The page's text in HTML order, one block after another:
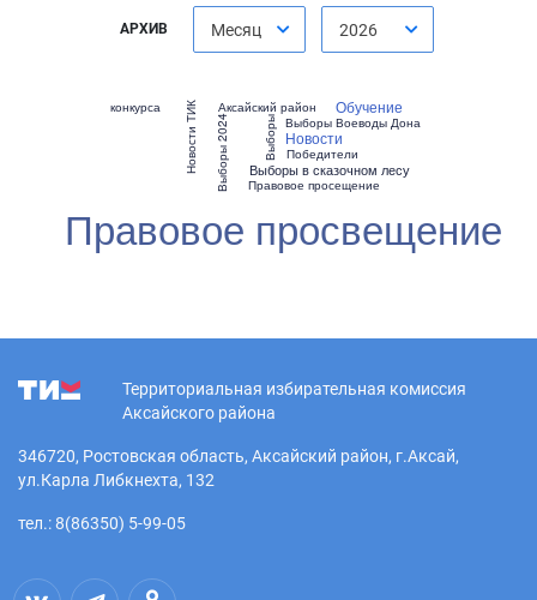
АРХИВ Месяц 2026
Аксайский район
Выборы
Выборы 2024 Выборы Воеводы Дона
Выборы в сказочном лесу
Новости
Новости ТИК Обучение
Победители
Правовое просвещение
Правовое просещение
конкурса
Территориальная избирательная комиссия
Аксайского района
346720, Ростовская область, Аксайский район, г.Аксай,
ул.Карла Либкнехта, 132
тел.: 8(86350) 5-99-05